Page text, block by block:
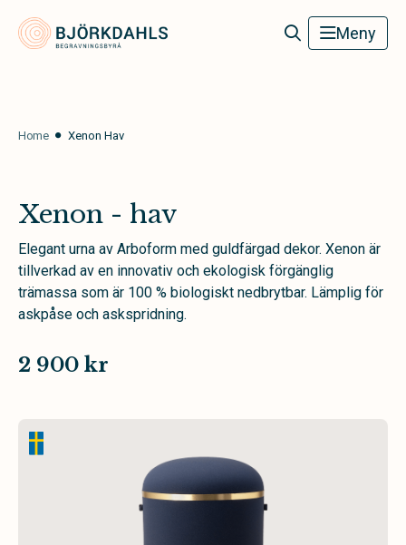
Björkdahls Begravningsbyrå Meny
Home Xenon Hav
Xenon - hav
Elegant urna av Arboform med guldfärgad dekor. Xenon är
tillverkad av en innovativ och ekologisk förgänglig
trämassa som är 100 % biologiskt nedbrytbar. Lämplig för
askpåse och askspridning.
2 900 kr